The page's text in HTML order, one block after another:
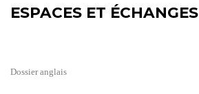
ESPACES ET ÉCHANGES
Dossier anglais